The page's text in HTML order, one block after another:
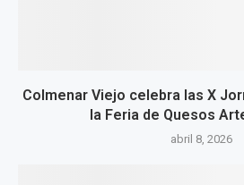
Colmenar Viejo celebra las X
la Feria de Quesos
abril 8, 2026